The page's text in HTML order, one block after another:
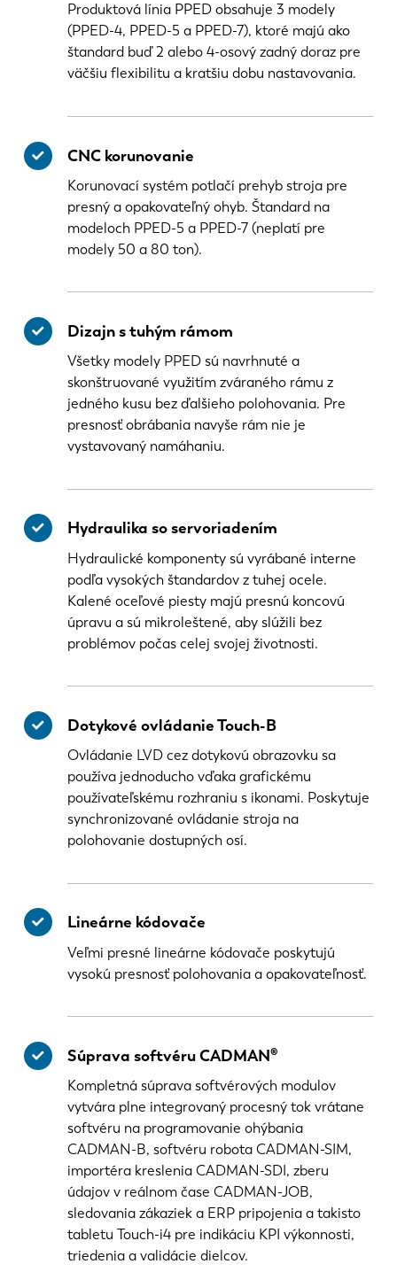
Produktová línia PPED obsahuje 3 modely
(PPED-4, PPED-5 a PPED-7), ktoré majú ako
štandard buď 2 alebo 4-osový zadný doraz pre
väčšiu flexibilitu a kratšiu dobu nastavovania.
CNC korunovanie
Korunovací systém potlačí prehyb stroja pre
presný a opakovateľný ohyb. Štandard na
modeloch PPED-5 a PPED-7 (neplatí pre
modely 50 a 80 ton).
Dizajn s tuhým rámom
Všetky modely PPED sú navrhnuté a
skonštruované využitím zváraného rámu z
jedného kusu bez ďalšieho polohovania. Pre
presnosť obrábania navyše rám nie je
vystavovaný namáhaniu.
Hydraulika so servoriadením
Hydraulické komponenty sú vyrábané interne
podľa vysokých štandardov z tuhej ocele.
Kalené oceľové piesty majú presnú koncovú
úpravu a sú mikroleštené, aby slúžili bez
problémov počas celej svojej životnosti.
Dotykové ovládanie Touch-B
Ovládanie LVD cez dotykovú obrazovku sa
používa jednoducho vďaka grafickému
používateľskému rozhraniu s ikonami. Poskytuje
synchronizované ovládanie stroja na
polohovanie dostupných osí.
Lineárne kódovače
Veľmi presné lineárne kódovače poskytujú
vysokú presnosť polohovania a opakovateľnosť.
Súprava softvéru CADMAN®
Kompletná súprava softvérových modulov
vytvára plne integrovaný procesný tok vrátane
softvéru na programovanie ohýbania
CADMAN-B, softvéru robota CADMAN-SIM,
importéra kreslenia CADMAN-SDI, zberu
údajov v reálnom čase CADMAN-JOB,
sledovania zákaziek a ERP pripojenia a takisto
tabletu Touch-i4 pre indikáciu KPI výkonnosti,
triedenia a validácie dielcov.